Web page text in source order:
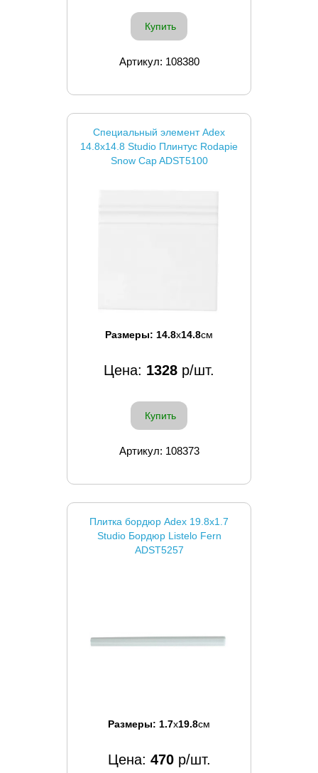
Купить
Артикул: 108380
Специальный элемент Adex
14.8x14.8 Studio Плинтус Rodapie
Snow Cap ADST5100
Размеры: 14.8x14.8см
Цена: 1328 р/шт.
Купить
Артикул: 108373
Плитка бордюр Adex 19.8x1.7
Studio Бордюр Listelo Fern
ADST5257
Размеры: 1.7x19.8см
Цена: 470р/шт.